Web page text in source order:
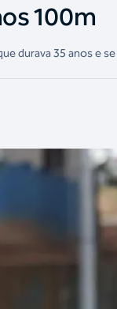
100m
durava 35 anos e